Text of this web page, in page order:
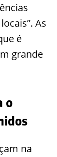
As
é
grande
o
na